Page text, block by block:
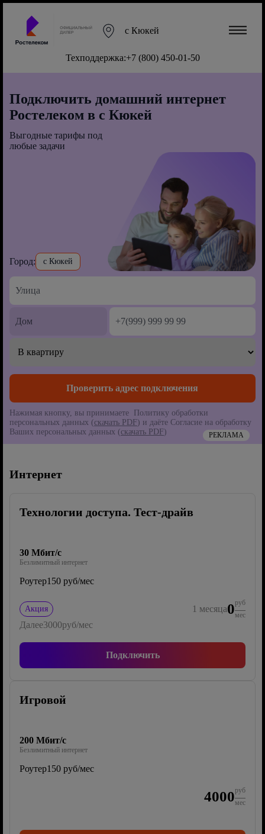
с Кюкей
Техподдержка:+7 (800) 450-01-50
Подключить домашний интернет
Ростелеком в с Кюкей
Выгодные тарифы под
любые задачи
Город: с Кюкей
Нажимая кнопку, вы принимаете Политику обработки
персональных данных (скачать PDF) и даёте Согласие на обработку
Ваших персональных данных (скачать PDF) РЕКЛАМА
Интернет
Технологии доступа. Тест-драйв
30 Мбит/с
Безлимитный интернет
Роутер150 руб/мес
Акция 1 месяца0руб
мес
Далее3000руб/мес
Подключить
Игровой
200 Мбит/с
Безлимитный интернет
Роутер150 руб/мес
4000руб
мес